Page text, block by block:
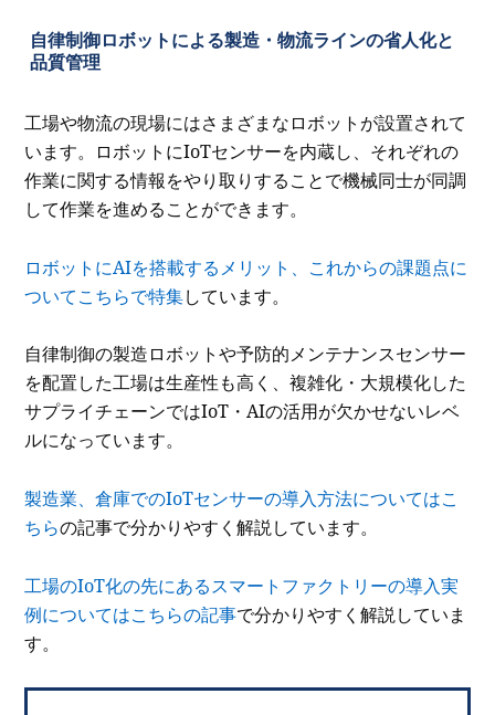
自律制御ロボットによる製造・物流ラインの省人化と
品質管理
工場や物流の現場にはさまざまなロボットが設置されて
います。ロボットにIoTセンサーを内蔵し、それぞれの
作業に関する情報をやり取りすることで機械同士が同調
して作業を進めることができます。
ロボットにAIを搭載するメリット、これからの課題点に
ついてこちらで特集しています。
自律制御の製造ロボットや予防的メンテナンスセンサー
を配置した工場は生産性も高く、複雑化・大規模化した
サプライチェーンではIoT・AIの活用が欠かせないレベ
ルになっています。
製造業、倉庫でのIoTセンサーの導入方法についてはこ
ちらの記事で分かりやすく解説しています。
工場のIoT化の先にあるスマートファクトリーの導入実
例についてはこちらの記事で分かりやすく解説していま
す。